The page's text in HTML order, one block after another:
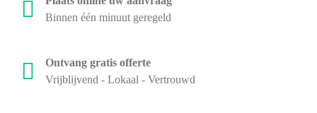
Binnen één minuut geregeld
Ontvang gratis offerte
Vrijblijvend - Lokaal - Vertrouwd